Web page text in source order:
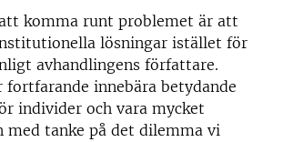
komma runt problemet är att
lösningar istället för
avhandlingens författare.
innebära betydande
individer och vara mycket
med tanke på det dilemma vi